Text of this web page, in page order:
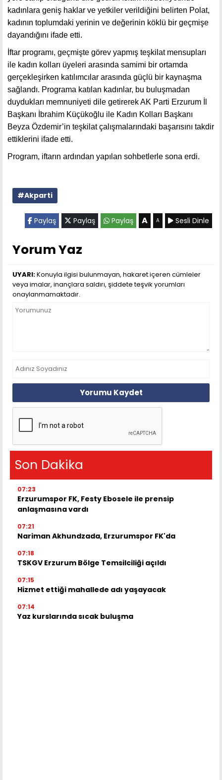
kadınlara geniş haklar ve yetkiler verildiğini belirten Polat,
kadının toplumdaki yerinin ve değerinin köklü bir geçmişe
dayandığını ifade etti.
İftar programı, geçmişte görev yapmış teşkilat mensupları
ile kadın kolları üyeleri arasında samimi bir ortamda
gerçekleşirken katılımcılar arasında güçlü bir kaynaşma
sağlandı. Programa katılan kadınlar, bu buluşmadan
duydukları memnuniyeti dile getirerek AK Parti Erzurum İl
Başkanı İbrahim Küçükoğlu ile Kadın Kolları Başkanı
Beyza Özdemir’in teşkilat çalışmalarındaki başarısını takdir
ettiklerini ifade etti.
Program, iftarın ardından yapılan sohbetlerle sona erdi.
#Akparti
Paylaş Paylaş Paylaş A A Sesli Dinle
Yorum Yaz
UYARI:Konuyla ilgisi bulunmayan, hakaret içeren cümleler
veya imalar, inançlara saldırı, şiddete teşvik yorumları
onaylanmamaktadır.
Yorumu Kaydet
Son Dakika
07:23
Erzurumspor FK, Festy Ebosele ile prensip
anlaşmasına vardı
07:21
Nariman Akhundzada, Erzurumspor FK'da
07:18
TSKGV Erzurum Bölge Temsilciliği açıldı
07:15
Hizmet ettiği mahallede adı yaşayacak
07:14
Yaz kurslarında sıcak buluşma